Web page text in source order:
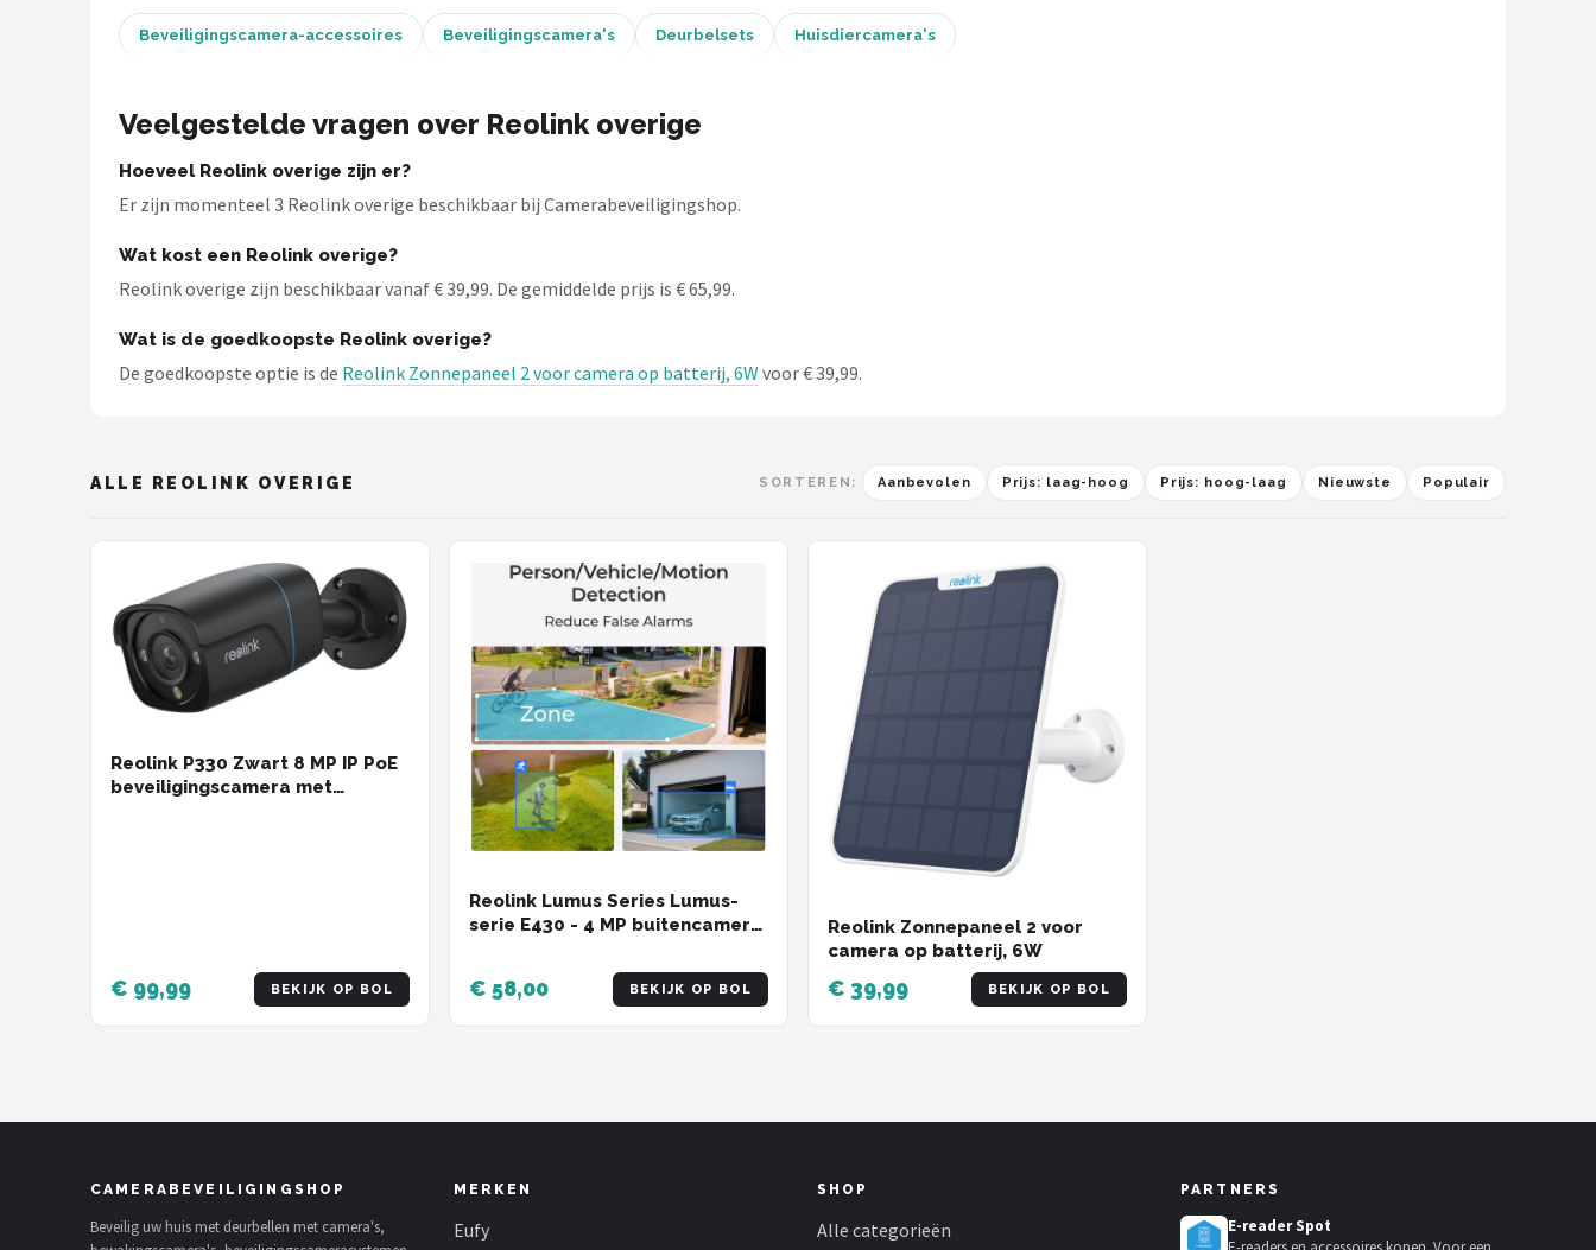
Smartwares
Beveiligingscamera-accessoires Beveiligingscamera's Deurbelsets Huisdiercamera's
Veelgestelde vragen over Reolink overige
Hoeveel Reolink overige zijn er?
Er zijn momenteel 3 Reolink overige beschikbaar bij Camerabeveiligingshop.
Wat kost een Reolink overige?
Reolink overige zijn beschikbaar vanaf € 39,99. De gemiddelde prijs is € 65,99.
Wat is de goedkoopste Reolink overige?
De goedkoopste optie is de Reolink Zonnepaneel 2 voor camera op batterij, 6W voor € 39,99.
ALLE REOLINK OVERIGE SORTEREN: Aanbevolen Prijs: laag-hoog Prijs: hoog-laag Nieuwste Populair
Reolink P330 Zwart 8 MP IP PoE
beveiligingscamera met
€ 99,99 BEKIJK OP BOL
Reolink Lumus Series Lumus-
serie E430 - 4 MP buitencamera,
personen/voertuigen/dieren,
nachtzicht in kleur
€ 58,00 BEKIJK OP BOL
Reolink Zonnepaneel 2 voor
camera op batterij, 6W
€ 39,99 BEKIJK OP BOL
CAMERABEVEILIGINGSHOP
Beveilig uw huis met deurbellen met camera's,
MERKEN
Eufy
SHOP
Alle categorieën
PARTNERS
E-reader Spot